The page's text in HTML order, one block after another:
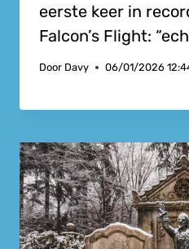
eerste keer in
Falcon’s Flight:
Door Davy 06/01/2026